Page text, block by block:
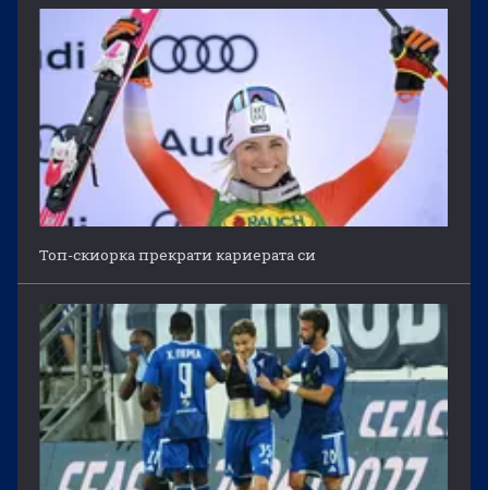
Топ-скиорка прекрати кариерата си